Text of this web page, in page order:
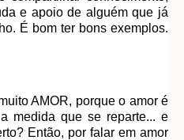
e apoio de alguém que já
É bom ter bons exemplos.
AMOR, porque o amor é
medida que se reparte... e
Então, por falar em amor